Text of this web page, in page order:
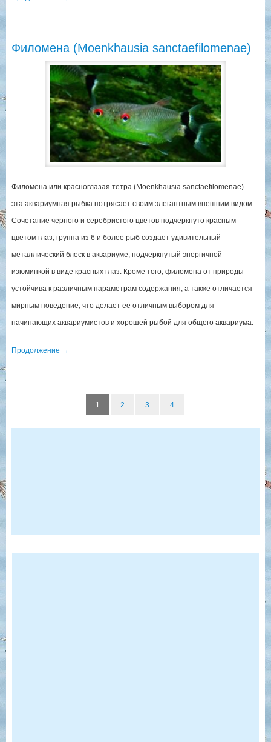
Филомена (Moenkhausia sanctaefilomenae)
Филомена или красноглазая тетра (Moenkhausia sanctaefilomenae) —
эта аквариумная рыбка потрясает своим элегантным внешним видом.
Сочетание черного и серебристого цветов подчеркнуто красным
цветом глаз, группа из 6 и более рыб создает удивительный
металлический блеск в аквариуме, подчеркнутый энергичной
изюминкой в виде красных глаз. Кроме того, филомена от природы
устойчива к различным параметрам содержания, а также отличается
мирным поведение, что делает ее отличным выбором для
начинающих аквариумистов и хорошей рыбой для общего аквариума.
Продолжение →
1 2 3 4